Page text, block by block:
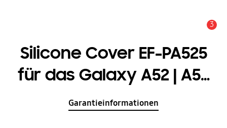
3
Silicone Cover EF-PA525
für das Galaxy A52 | A52
5G
Garantieinformationen